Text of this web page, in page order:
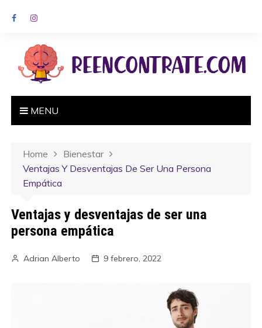
MENU
Home
Bienestar
Ventajas Y Desventajas De Ser Una Persona
Empática
Ventajas y desventajas de ser una
persona empática
Adrian Alberto 9 febrero, 2022